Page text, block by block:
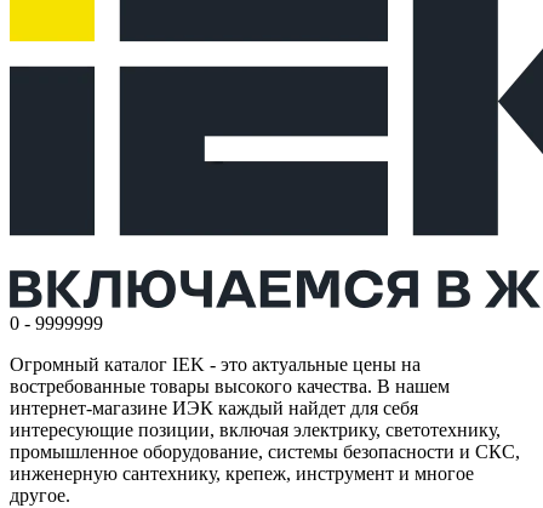
0 - 9999999
Огромный каталог IEK - это актуальные цены на
востребованные товары высокого качества. В нашем
интернет-магазине ИЭК каждый найдет для себя
интересующие позиции, включая электрику, светотехнику,
промышленное оборудование, системы безопасности и СКС,
инженерную сантехнику, крепеж, инструмент и многое
другое.